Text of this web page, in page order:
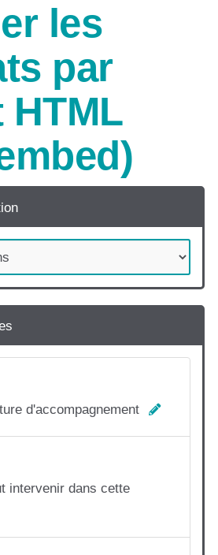
les
par
d'accompagnement
intervenir dans cette